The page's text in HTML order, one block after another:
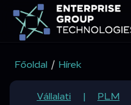
Főoldal / Hírek
Vállalati
PLM